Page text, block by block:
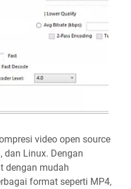
video open source
dan Linux. Dengan
dengan mudah
format seperti MP4,